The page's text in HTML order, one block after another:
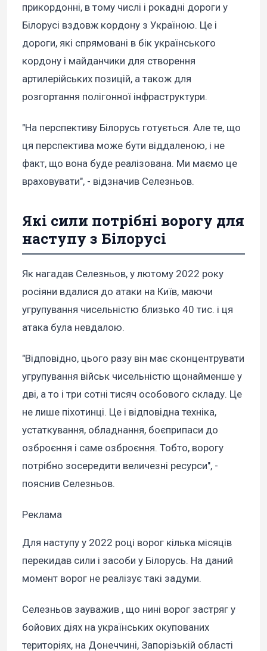
прикордонні, в тому числі і рокадні дороги у
Білорусі вздовж кордону з Україною. Це і
дороги, які спрямовані в бік українського
кордону і майданчики для створення
артилерійських позицій, а також для
розгортання полігонної інфраструктури.
"На перспективу Білорусь готується. Але те, що
ця перспектива може бути віддаленою, і не
факт, що вона буде реалізована. Ми маємо це
враховувати", - відзначив Селезньов.
Які сили потрібні ворогу для
наступу з Білорусі
Як нагадав Селезньов, у лютому 2022 року
росіяни вдалися до атаки на Київ, маючи
угрупування чисельністю близько 40 тис. і ця
атака була невдалою.
"Відповідно, цього разу він має сконцентрувати
угрупування військ чисельністю щонайменше у
дві, а то і три сотні тисяч особового складу. Це
не лише піхотинці. Це і відповідна техніка,
устаткування, обладнання, боєприпаси до
озброєння і саме озброєння. Тобто, ворогу
потрібно зосередити величезні ресурси", -
пояснив Селезньов.
Реклама
Для наступу у 2022 році ворог кілька місяців
перекидав сили і засоби у Білорусь. На даний
момент ворог не реалізує такі задуми.
Селезньов зауважив , що нині ворог застряг у
бойових діях на українських окупованих
територіях, на Донеччині, Запорізькій області